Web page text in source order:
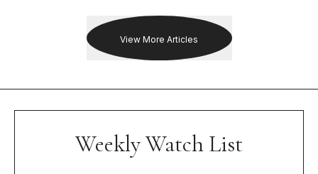
View More Articles
Weekly Watch List